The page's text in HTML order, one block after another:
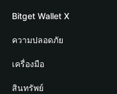
Blog
Academy
ข่าวสารด้านคริปโต
ศูนย์ช่วยเหลือ
Crypto Card
Stablecoin Earn
Payfi Crypto
Crypto Swap API
Bitget Wallet X
นักพัฒนา
เชื่อมต่อ Wallet
Bitget Wallet Pay
ความปลอดภัย
Protection Fund
เทคโนโลยีความปลอดภัย
เครื่องมือ
ซื้อคริปโต
สินทรัพย์